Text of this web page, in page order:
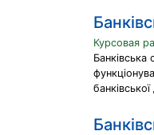
Курсовая
Банківська